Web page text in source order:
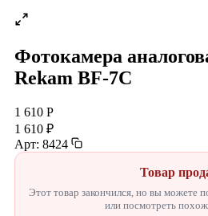
Фотокамера
Rekam BF-7C
1 610 Р
1 610 ₽
Арт: 8424
Товар
Этот товар закончился, но вы можете
или посмотреть